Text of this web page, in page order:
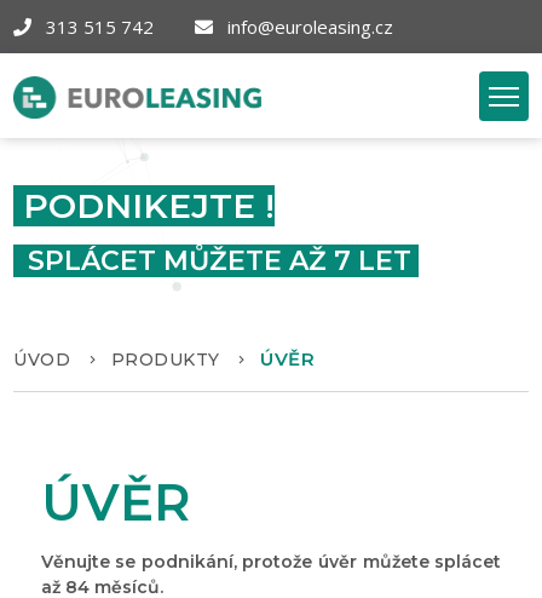
313 515 742 info@euroleasing.cz
SK
Úvěr
PODNIKEJTE !
SPLÁCET MŮŽETE AŽ 7 LET
ÚVOD PRODUKTY ÚVĚR
ÚVĚR
Věnujte se podnikání, protože úvěr můžete splácet
až 84 měsíců.